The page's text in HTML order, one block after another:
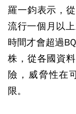
羅一鈞表示，
流行一個月以
時間才會超過
株，從各國資
險，威脅性在
限。